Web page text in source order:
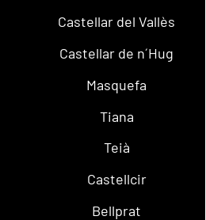
Castellar del Vallès
Castellar de n´Hug
Masquefa
Tiana
Teià
Castellcir
Bellprat